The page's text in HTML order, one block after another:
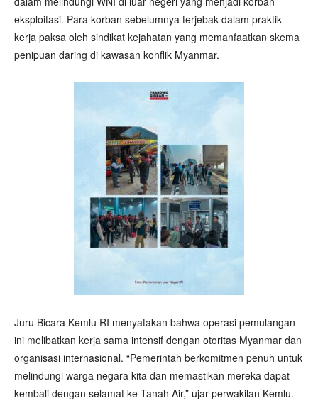
eksploitasi. Para korban sebelumnya terjebak dalam praktik
kerja paksa oleh sindikat kejahatan yang memanfaatkan skema
penipuan daring di kawasan konflik Myanmar.
Juru Bicara Kemlu RI menyatakan bahwa operasi pemulangan
ini melibatkan kerja sama intensif dengan otoritas Myanmar dan
organisasi internasional. “Pemerintah berkomitmen penuh untuk
melindungi warga negara kita dan memastikan mereka dapat
kembali dengan selamat ke Tanah Air,” ujar perwakilan Kemlu.